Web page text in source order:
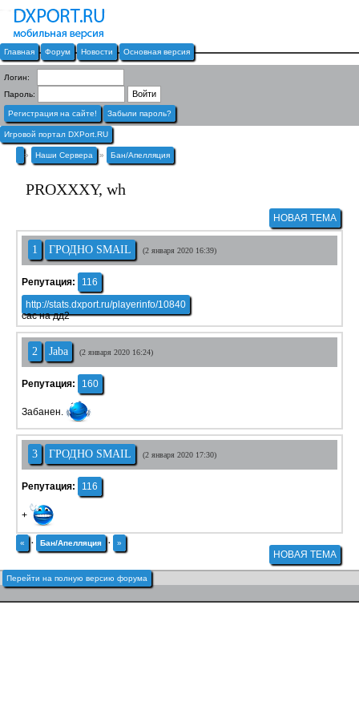
Главная Форум Новости Основная версия
Логин:
Пароль:
Регистрация на сайте! Забыли пароль?
Игровой портал DXPort.RU
» Наши Сервера » Бан/Апелляция
PROXXXY, wh
НОВАЯ ТЕМА
1 ГРОДНО SMAIL (2 января 2020 16:39)
Репутация:
116
http://stats.dxport.ru/playerinfo/10840
сас на дд2
2 Jaba (2 января 2020 16:24)
Репутация: 160
Забанен.
3 ГРОДНО SMAIL (2 января 2020 17:30)
Репутация: 116
+
« · Бан/Апелляция · »
НОВАЯ ТЕМА
Перейти на полную версию форума